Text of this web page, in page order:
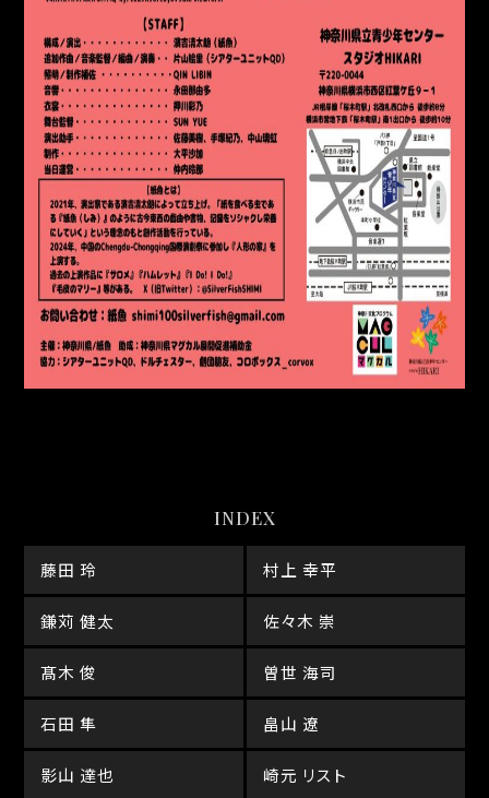
INDEX
藤田 玲 村上 幸平
鎌苅 健太 佐々木 崇
髙木 俊 曽世 海司
石田 隼 畠山 遼
影山 達也 崎元 リスト